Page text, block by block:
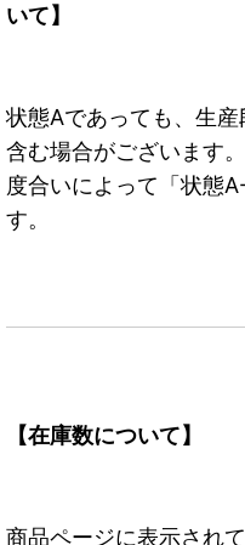
いて】
状態Aであっても、生
含む場合がございます
度合いによって「状態
す。
【在庫数について】
商品ページに表示され